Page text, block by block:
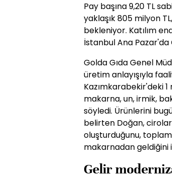
Pay başına 9,20 TL
yaklaşık 805 milyon
bekleniyor. Katılım
İstanbul Ana Pazar'da
Golda Gıda Genel
üretim anlayışıyla
Kazımkarabekir'deki
makarna, un, irmik,
söyledi. Ürünlerini
belirten Doğan,
oluşturduğunu, toplam
makarnadan geldiğini
Gelir